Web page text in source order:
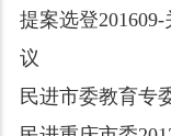
提案选登
议
民进市委教育专